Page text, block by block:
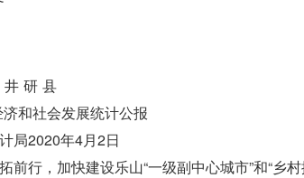
井 研 县
和社会发展统计公报
局2020年4月2日
行，加快建设乐山“一级副中心城市”和“乡